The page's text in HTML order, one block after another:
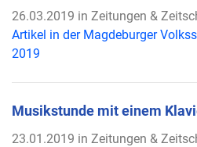
26.03.2019 in Zeitungen &
Artikel in der Magdeburger
2019
Musikstunde mit einem
23.01.2019 in Zeitungen &